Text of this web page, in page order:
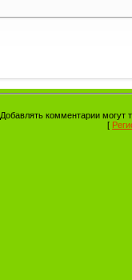
Добавлять комментарии могут
[